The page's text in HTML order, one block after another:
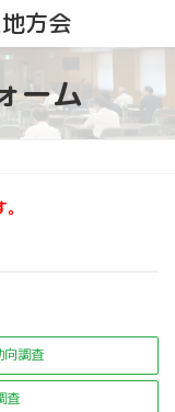
方会
ーム
向調査
査